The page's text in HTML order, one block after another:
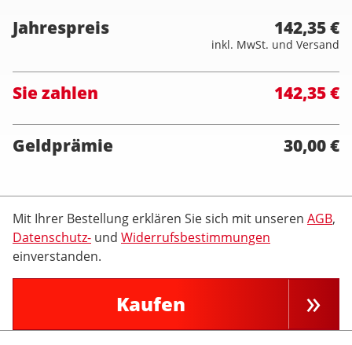
Jahrespreis 142,35 €
inkl. MwSt. und Versand
Sie zahlen 142,35 €
Geldprämie 30,00 €
Mit Ihrer Bestellung erklären Sie sich mit unseren AGB,
Datenschutz- und Widerrufsbestimmungen
einverstanden.
Kaufen